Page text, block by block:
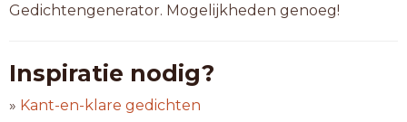
Gedichtengenerator. Mogelijkheden genoeg!
Inspiratie nodig?
» Kant-en-klare gedichten